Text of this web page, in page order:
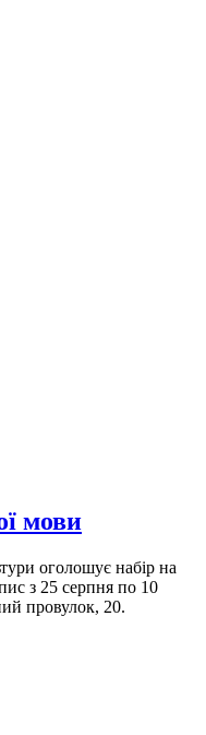
мови
оголошує набір на
з 25 серпня по 10
провулок, 20.